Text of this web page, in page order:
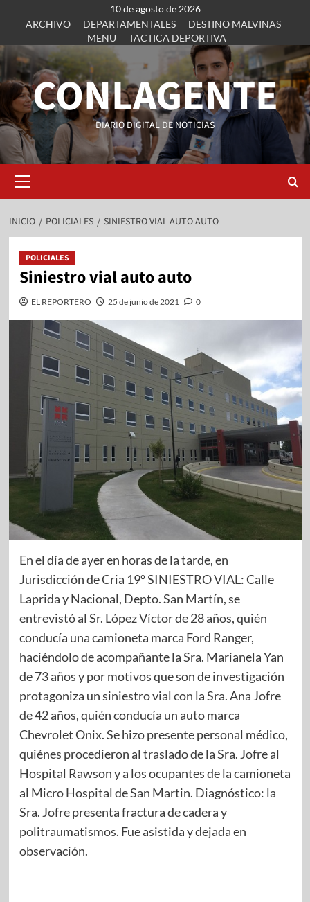
10 de agosto de 2026
ARCHIVO
DEPARTAMENTALES
DESTINO MALVINAS
MENU
TACTICA DEPORTIVA
CONLAGENTE
DIARIO DIGITAL DE NOTICIAS
INICIO POLICIALES SINIESTRO VIAL AUTO AUTO
POLICIALES
Siniestro vial auto auto
EL REPORTERO 25 de junio de 2021 0
En el día de ayer en horas de la tarde, en
Jurisdicción de Cria 19º SINIESTRO VIAL: Calle
Laprida y Nacional, Depto. San Martín, se
entrevistó al Sr. López Víctor de 28 años, quién
conducía una camioneta marca Ford Ranger,
haciéndolo de acompañante la Sra. Marianela Yan
de 73 años y por motivos que son de investigación
protagoniza un siniestro vial con la Sra. Ana Jofre
de 42 años, quién conducía un auto marca
Chevrolet Onix. Se hizo presente personal médico,
quiénes procedieron al traslado de la Sra. Jofre al
Hospital Rawson y a los ocupantes de la camioneta
al Micro Hospital de San Martin. Diagnóstico: la
Sra. Jofre presenta fractura de cadera y
politraumatismos. Fue asistida y dejada en
observación.